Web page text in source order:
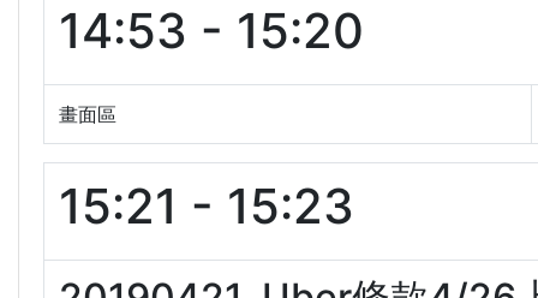
14:53 - 15:20
畫面區
15:21 - 15:23